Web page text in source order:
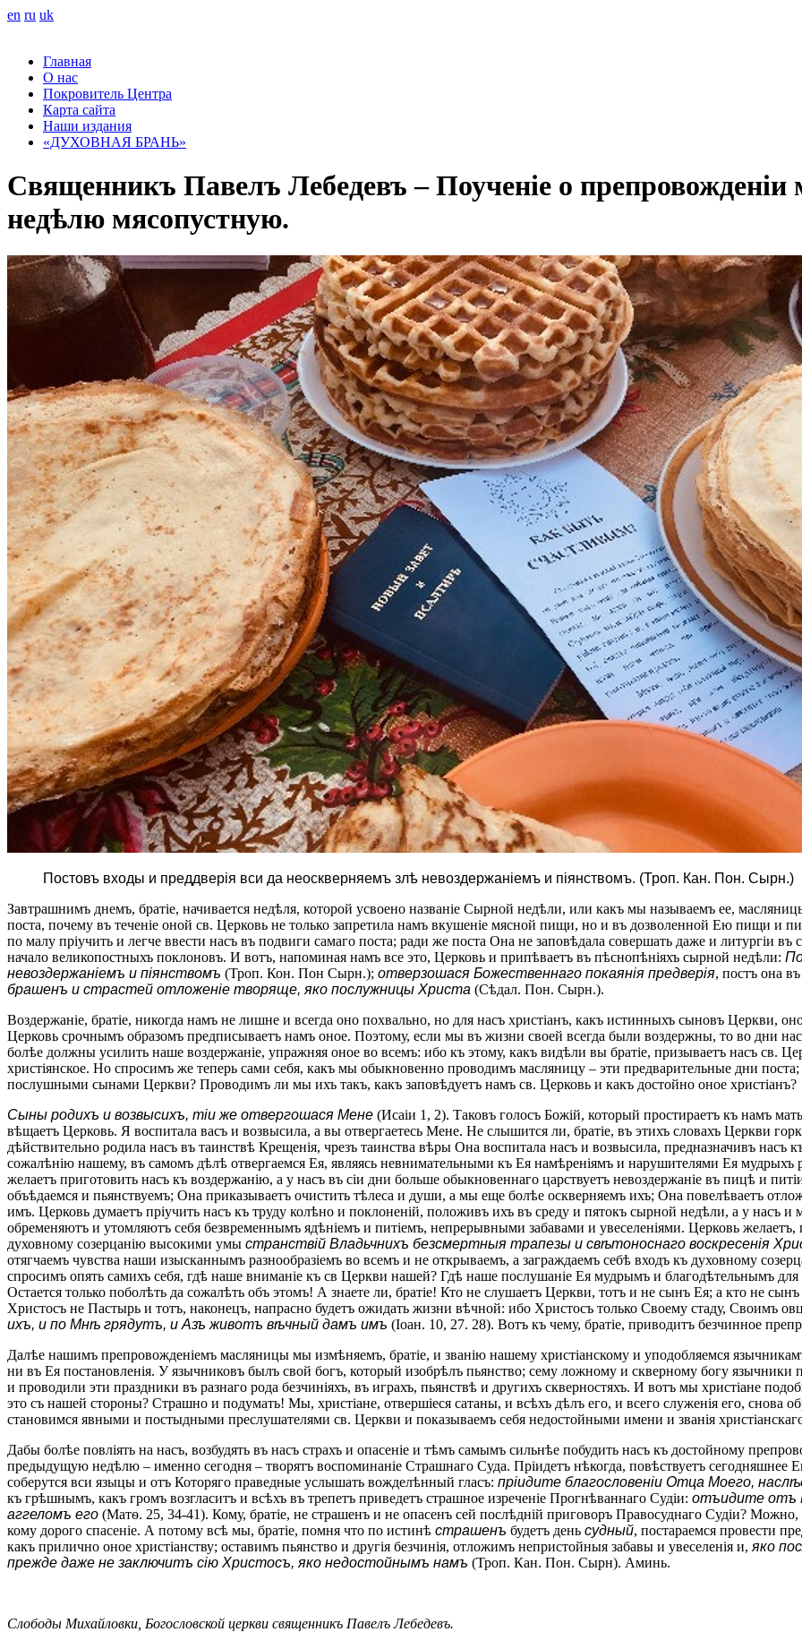
en ru uk
Главная
О нас
Покровитель Центра
Карта сайта
Наши издания
«ДУХОВНАЯ БРАНЬ»
Священникъ Павелъ Лебедевъ – Поученіе о препровожденіи
недѣлю мясопустную.
Постовъ входы и преддверія вси да неоскверняемъ злѣ невоздержаніемъ и піянствомъ. (Троп. Кан. Пон. Сырн.)
Завтрашнимъ днемъ, братіе, начивается недѣля, которой усвоено названіе Сырной недѣли, или какъ мы называемъ ее,
поста, почему въ теченіе оной св. Церковь не только запретила намъ вкушеніе мясной пищи, но и въ дозволенной Ею пищи и
по малу пріучить и легче ввести насъ въ подвиги самаго поста; ради же поста Она не заповѣдала совершать даже и литургіи
начало великопостныхъ поклоновъ. И вотъ, напоминая намъ все это, Церковь и припѣваетъ въ пѣснопѣніяхъ сырной недѣли:
невоздержаніемъ и піянствомъ (Троп. Кон. Пон Сырн.); отверзошася Божественнаго покаянія предверія, постъ она
брашенъ и страстей отложеніе творяще, яко послужницы Христа (Сѣдал. Пон. Сырн.).
Воздержаніе, братіе, никогда намъ не лишне и всегда оно похвально, но для насъ христіанъ, какъ истинныхъ сыновъ Церкви,
Церковь срочнымъ образомъ предписываетъ намъ оное. Поэтому, если мы въ жизни своей всегда были воздержны, то во дни
болѣе должны усилить наше воздержаніе, упражняя оное во всемъ: ибо къ этому, какъ видѣли вы братіе, призываетъ насъ св.
христіянское. Но спросимъ же теперь сами себя, какъ мы обыкновенно проводимъ масляницу – эти предварительные дни
послушными сынами Церкви? Проводимъ ли мы ихъ такъ, какъ заповѣдуетъ намъ св. Церковь и какъ достойно оное христіанъ?
Сыны родихъ и возвысихъ, тіи же отвергошася Мене (Исаіи 1, 2). Таковъ голосъ Божій, который простираетъ къ намъ
вѣщаетъ Церковь. Я воспитала васъ и возвысила, а вы отвергаетесь Мене. Не слышится ли, братіе, въ этихъ словахъ Церкви
дѣйствительно родила насъ въ таинствѣ Крещенія, чрезъ таинства вѣры Она воспитала насъ и возвысила, предназначивъ
сожалѣнію нашему, въ самомъ дѣлѣ отвергаемся Ея, являясь невнимательными къ Ея намѣреніямъ и нарушителями Ея
желаетъ приготовить насъ къ воздержанію, а у насъ въ сіи дни больше обыкновеннаго царствуетъ невоздержаніе въ пицѣ и
объѣдаемся и пьянствуемъ; Она приказываетъ очистить тѣлеса и души, а мы еще болѣе оскверняемъ ихъ; Она повелѣваетъ
имъ. Церковь думаетъ пріучить насъ къ труду колѣно и поклоненій, положивъ ихъ въ среду и пятокъ сырной недѣли, а у насъ
обременяютъ и утомляютъ себя безвременнымъ ядѣніемъ и питіемъ, непрерывными забавами и увеселеніями. Церковь
духовному созерцанію высокими умы странствій Владьчнихъ безсмертныя трапезы и свѣтоноснаго воскресенія
отягчаемъ чувства наши изысканнымъ разнообразіемъ во всемъ и не открываемъ, а заграждаемъ себѣ входъ къ духовному
спросимъ опять самихъ себя, гдѣ наше вниманіе къ св Церкви нашей? Гдѣ наше послушаніе Ея мудрымъ и благодѣтельнымъ
Остается только поболѣть да сожалѣть объ этомъ! А знаете ли, братіе! Кто не слушаетъ Церкви, тотъ и не сынъ Ея; а кто не
Христосъ не Пастырь и тотъ, наконецъ, напрасно будетъ ожидать жизни вѣчной: ибо Христосъ только Своему стаду, Своимъ
ихъ, и по Мнѣ грядутъ, и Азъ животъ вѣчный дамъ имъ (Іоан. 10, 27. 28). Вотъ къ чему, братіе, приводитъ безчинное
Далѣе нашимъ препровожденіемъ масляницы мы измѣняемъ, братіе, и званію нашему христіанскому и уподобляемся
ни въ Ея постановленія. У язычниковъ былъ свой богъ, который изобрѣлъ пьянство; сему ложному и скверному богу язычники
и проводили эти праздники въ разнаго рода безчиніяхъ, въ играхъ, пьянствѣ и другихъ скверностяхъ. И вотъ мы христіане
это съ нашей стороны? Страшно и подумать! Мы, христіане, отвершіеся сатаны, и всѣхъ дѣлъ его, и всего служенія его, снова
становимся явными и постыдными преслушателями св. Церкви и показываемъ себя недостойными имени и званія
Дабы болѣе повліять на насъ, возбудять въ насъ страхъ и опасеніе и тѣмъ самымъ сильнѣе побудить насъ къ достойному
предыдущую недѣлю – именно сегодня – творятъ воспоминаніе Страшнаго Суда. Пріидетъ нѣкогда, повѣствуетъ
соберутся вси языцы и отъ Которяго праведные услышать вожделѣнный гласъ: пріидите благословеніи Отца Моего,
къ грѣшнымъ, какъ громъ возгласитъ и всѣхъ въ трепетъ приведетъ страшное изреченіе Прогнѣваннаго Судіи: отъидите отъ
аггеломъ его (Матѳ. 25, 34-41). Кому, братіе, не страшенъ и не опасенъ сей послѣдній приговоръ Правосуднаго Судіи?
кому дорого спасеніе. А потому всѣ мы, братіе, помня что по истинѣ страшенъ будетъ день судный, постараемся провести
какъ прилично оное христіанству; оставимъ пьянство и другія безчинія, отложимъ непристойныя забавы и увеселенія и, яко
прежде даже не заключитъ сію Христосъ, яко недостойнымъ намъ (Троп. Кан. Пон. Сырн). Аминь.
Слободы Михайловки, Богословской церкви священникъ Павелъ Лебедевъ.